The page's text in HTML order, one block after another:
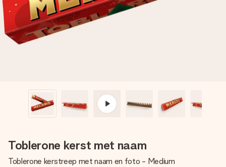
jullie foto of een boodschap die raakt. Zonder gedoe, maar
met alle aandacht voor het moment.
Toblerone kerst met naam
Toblerone kerstreep met naam en foto - Medium